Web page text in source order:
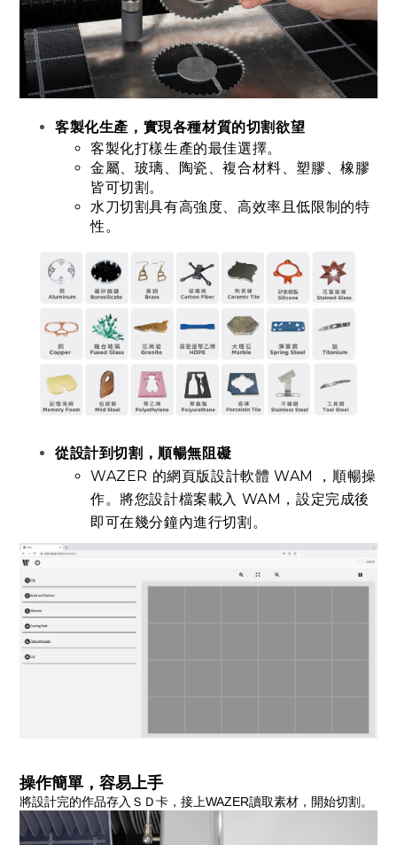
客製化生產，實現各種材質的切割欲望
客製化打樣生產的最佳選擇。
金屬、玻璃、陶瓷、複合材料、塑膠、橡膠
皆可切割。
水刀切割具有高強度、高效率且低限制的特
性。
從設計到切割，順暢無阻礙
WAZER 的網頁版設計軟體 WAM ，順暢操
作。將您設計檔案載入 WAM，設定完成後
即可在幾分鐘內進行切割。
操作簡單 ，容易上手
將設計完的作品存入ＳＤ卡 ，接上WAZER讀取素材，開始切割。